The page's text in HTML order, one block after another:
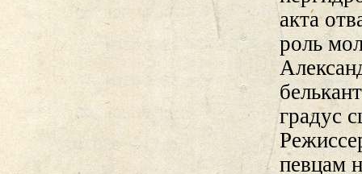
акта
роль
градус
певцам